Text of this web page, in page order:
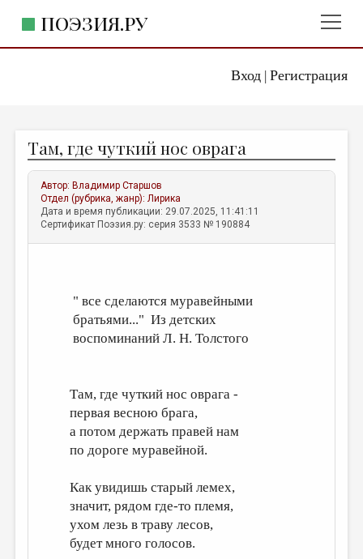
Вход| Регистрация
ПОЭЗИЯ.РУ
ЖАНРЫ
АВТОРЫ
КОММЕНТАРИИ
ЛИТСАЛОН
ПРАВИЛА САЙТА
ДАЙДЖЕСТ
ПРОИЗВЕДЕНИЯ
ДЕТСКАЯ КОМНАТА
КНИЖНАЯ ПОЛКА
Там, где чуткий нос оврага
Автор: Владимир Старшов
Отдел (рубрика, жанр):Лирика
Дата и время публикации: 29.07.2025, 11:41:11
Сертификат Поэзия.ру: серия 3533 № 190884
" все сделаются муравейными
братьями..." Из детских
воспоминаний Л. Н. Толстого
Там, где чуткий нос оврага -
первая весною брага,
а потом держать правей нам
по дороге муравейной.
Как увидишь старый лемех,
значит, рядом где-то племя,
ухом лезь в траву лесов,
будет много голосов.